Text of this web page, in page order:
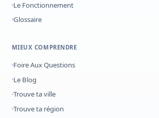
Le Fonctionnement
Glossaire
MIEUX COMPRENDRE
Foire Aux Questions
Le Blog
Trouve ta ville
Trouve ta région